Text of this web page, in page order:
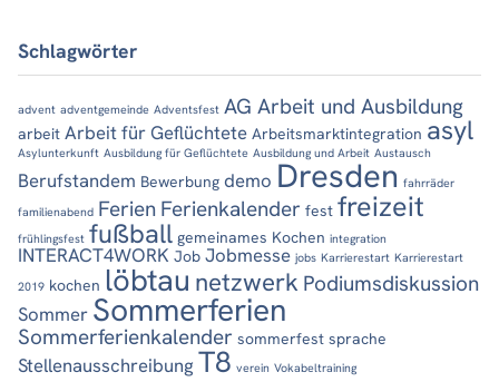
Schlagwörter
advent adventgemeinde Adventsfest AG Arbeit und Ausbildung
arbeit Arbeit für Geflüchtete Arbeitsmarktintegration asyl
Asylunterkunft Ausbildung für Geflüchtete Ausbildung und Arbeit Austausch
Berufstandem Bewerbung demo Dresden fahrräder
familienabend Ferien Ferienkalender fest freizeit
frühlingsfest fußball gemeinames Kochen integration
INTERACT4WORK Job Jobmesse jobs Karrierestart Karrierestart
2019 kochen löbtau netzwerk Podiumsdiskussion
Sommer Sommerferien
Sommerferienkalender sommerfest sprache
Stellenausschreibung T8 verein Vokabeltraining